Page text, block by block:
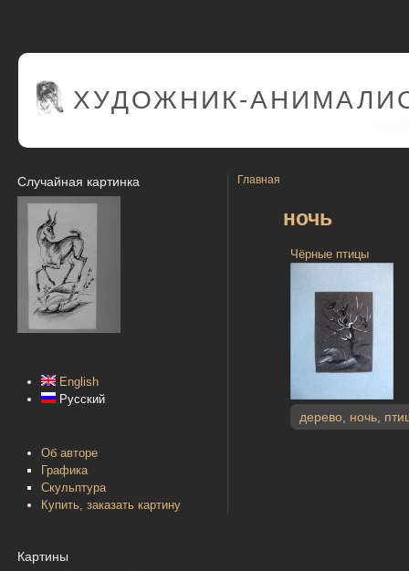
ХУДОЖНИК-
Случайная картинка
English
Русский
Об авторе
Графика
Скульптура
Купить, заказать картину
Картины
Главная
ночь
Чёрные птицы
дерево ночь